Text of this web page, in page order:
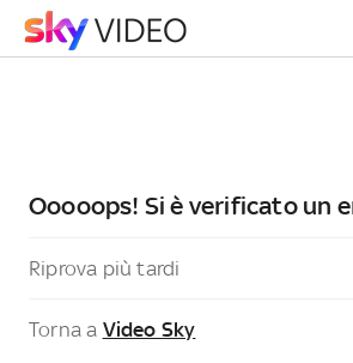
Ooooops! Si è verificato un
Riprova più tardi
Torna a Video Sky